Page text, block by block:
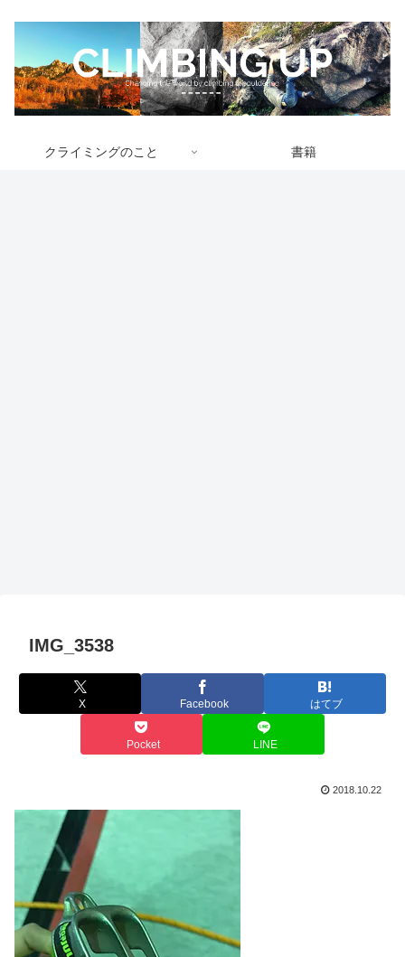
クライミングのこと 書籍
IMG_3538
X Facebook はてブ
Pocket LINE
2018.10.22